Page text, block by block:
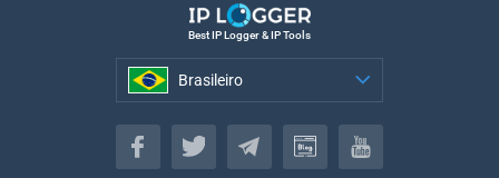
Best IP Logger & IP Tools
Brasileiro
Brasileiro